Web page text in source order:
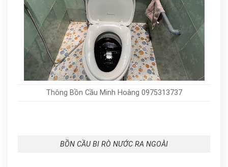
Thông Bồn Cầu Minh Hoàng 0975313737
BỒN CẦU BI RÒ NƯỚC RA NGOÀI